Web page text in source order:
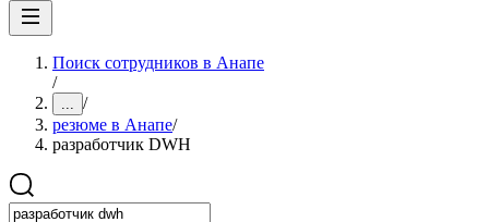
Поиск сотрудников в Анапе
/
... /
резюме в Анапе/
разработчик DWH